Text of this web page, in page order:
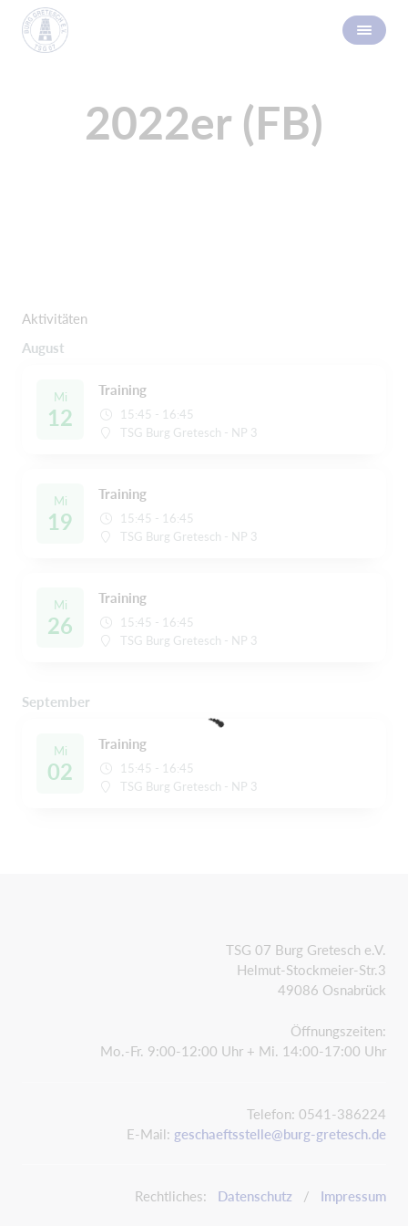
2022er (FB)
Aktivitäten
August
Mi
12
Training
15:45 - 16:45
TSG Burg Gretesch - NP 3
Mi
19
Training
15:45 - 16:45
TSG Burg Gretesch - NP 3
Mi
26
Training
15:45 - 16:45
TSG Burg Gretesch - NP 3
September
Mi
02
Training
15:45 - 16:45
TSG Burg Gretesch - NP 3
TSG 07 Burg Gretesch e.V.
Helmut-Stockmeier-Str.3
49086 Osnabrück
Öffnungszeiten:
Mo.-Fr. 9:00-12:00 Uhr + Mi. 14:00-17:00 Uhr
Telefon: 0541-386224
E-Mail: geschaeftsstelle@burg-gretesch.de
Rechtliches: Datenschutz / Impressum